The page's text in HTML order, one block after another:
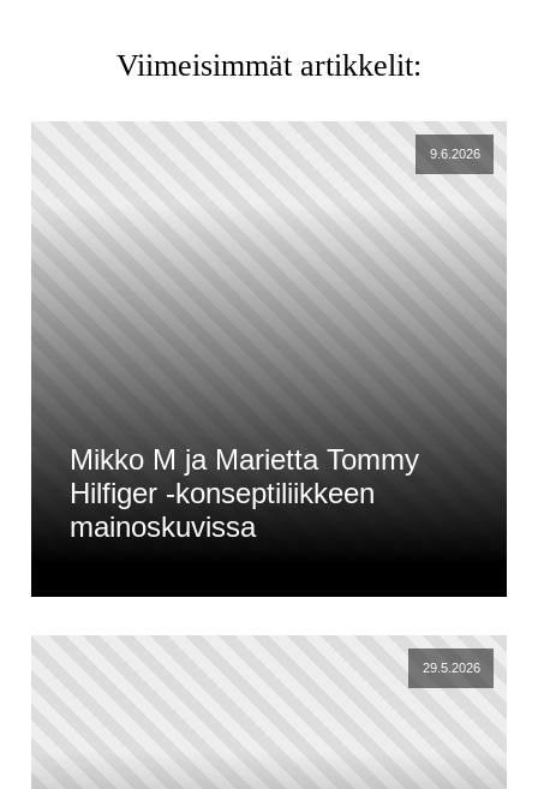
Viimeisimmät artikkelit:
9.6.2026
Mikko M ja Marietta Tommy
Hilfiger -konseptiliikkeen
mainoskuvissa
29.5.2026